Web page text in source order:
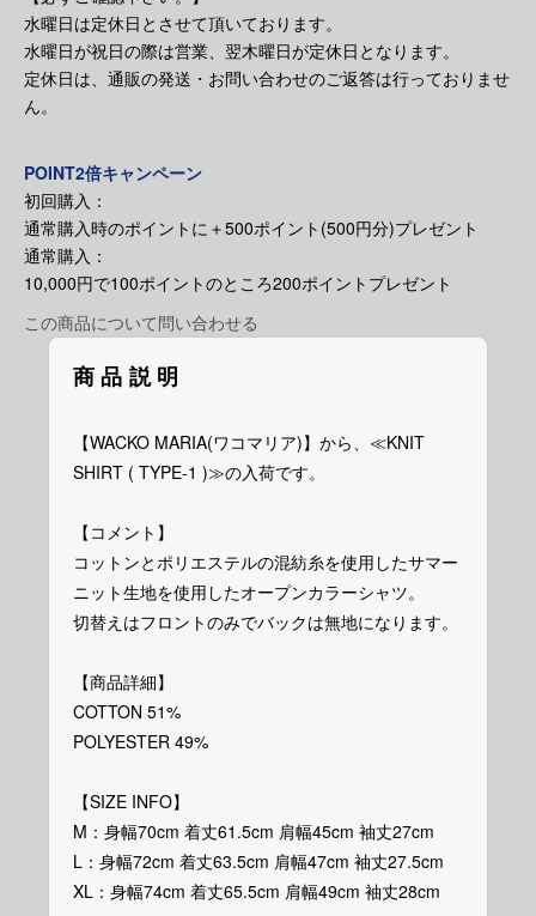
水曜日は定休日とさせて頂いております。
水曜日が祝日の際は営業、翌木曜日が定休日となります。
定休日は、通販の発送・お問い合わせのご返答は行っておりませ
ん。
POINT2倍キャンペーン
初回購入：
通常購入時のポイントに＋500ポイント(500円分)プレゼント
通常購入：
10,000円で100ポイントのところ200ポイントプレゼント
この商品について問い合わせる
商品説明
【WACKO MARIA(ワコマリア)】から、≪KNIT
SHIRT ( TYPE-1 )≫の入荷です。
【コメント】
コットンとポリエステルの混紡糸を使用したサマー
ニット生地を使用したオープンカラーシャツ。
切替えはフロントのみでバックは無地になります。
【商品詳細】
COTTON 51%
POLYESTER 49%
【SIZE INFO】
M：身幅70cm 着丈61.5cm 肩幅45cm 袖丈27cm
L：身幅72cm 着丈63.5cm 肩幅47cm 袖丈27.5cm
XL：身幅74cm 着丈65.5cm 肩幅49cm 袖丈28cm